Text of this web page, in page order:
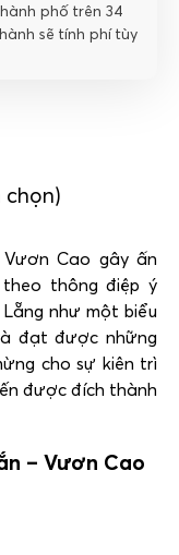
phố trên 34
sẽ tính phí tùy
chọn)
Cao gây ấn
thông điệp ý
như một biểu
đạt được những
cho sự kiên trì
được đích thành
– Vươn Cao